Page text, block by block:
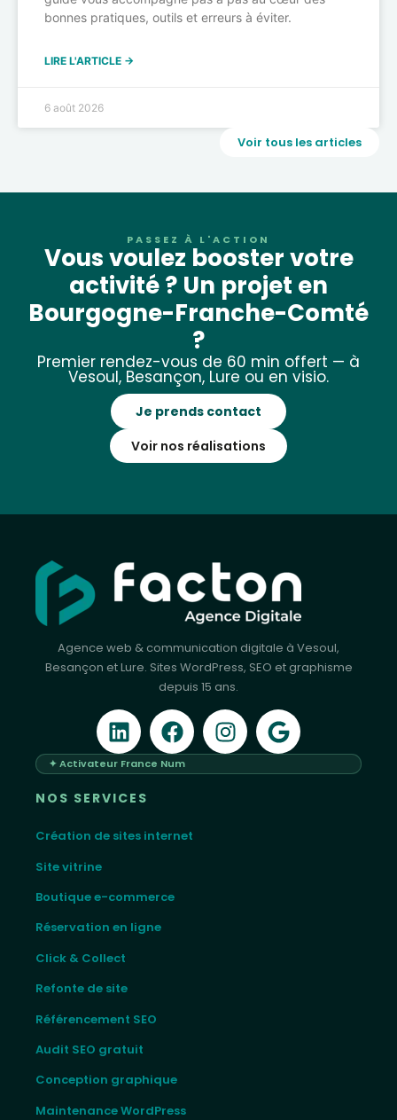
bonnes pratiques, outils et erreurs à éviter.
LIRE L'ARTICLE →
6 août 2026
Voir tous les articles
PASSEZ À L'ACTION
Vous voulez booster votre
activité ? Un projet en
Bourgogne-Franche-Comté
?
Premier rendez-vous de 60 min offert — à
Vesoul, Besançon, Lure ou en visio.
Je prends contact
Voir nos réalisations
Agence web & communication digitale à Vesoul,
Besançon et Lure. Sites WordPress, SEO et graphisme
depuis 15 ans.
✦ Activateur France Num
NOS SERVICES
Création de sites internet
Site vitrine
Boutique e-commerce
Réservation en ligne
Click & Collect
Refonte de site
Référencement SEO
Audit SEO gratuit
Conception graphique
Maintenance WordPress